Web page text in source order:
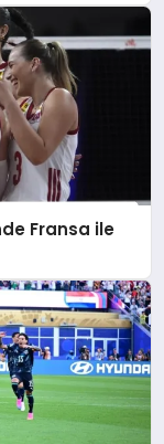
Fransa ile